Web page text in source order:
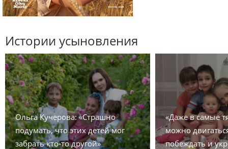
Истории усыновления
Ольга Кучерова: «Страшно
подумать, что этих детей мог
забрать кто-то другой»
«Даже в самые
можно
побеждать и